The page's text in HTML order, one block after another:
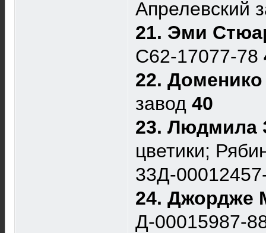
Апрелевский
21. Эми
C62-17077-78
22.
завод 40
23. Людмила
цветики;
33Д-
24. Джордже
Д-00015987-